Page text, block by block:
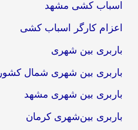
اسباب کشی مشهد
اعزام کارگر اسباب کشی
باربری بین شهری
باربری بین شهری شمال کشور
باربری بین شهری مشهد
باربری بین‌شهری کرمان